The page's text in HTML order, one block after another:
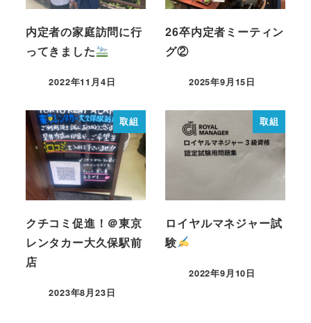
内定者の家庭訪問に行
ってきました
2022年11月4日
26卒内定者ミーティン
グ②
2025年9月15日
取組
クチコミ促進！＠東京
レンタカー大久保駅前
店
2023年8月23日
取組
ロイヤルマネジャー試
験
2022年9月10日